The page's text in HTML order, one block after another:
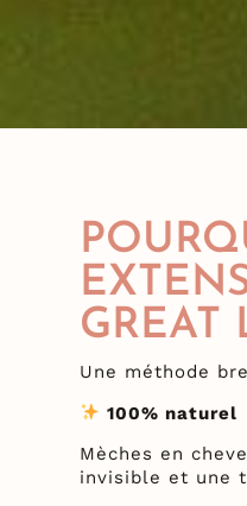
GREAT
Une méthode
100% naturel
Mèches en
invisible et une